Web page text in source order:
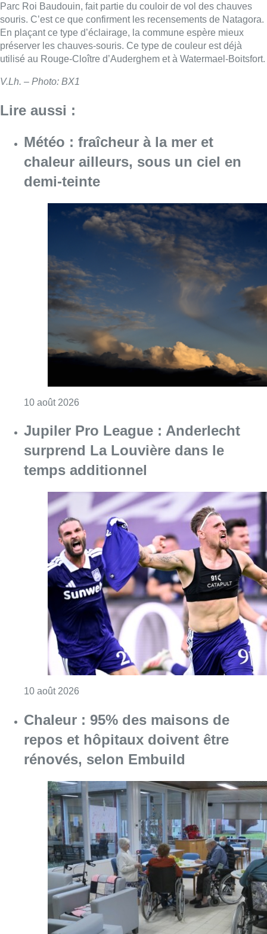
Parc Roi Baudouin, fait partie du couloir de vol des chauves
souris. C’est ce que confirment les recensements de Natagora.
En plaçant ce type d’éclairage, la commune espère mieux
préserver les chauves-souris. Ce type de couleur est déjà
utilisé au Rouge-Cloître d’Auderghem et à Watermael-Boitsfort.
V.Lh. – Photo: BX1
Lire aussi :
Météo : fraîcheur à la mer et
chaleur ailleurs, sous un ciel en
demi-teinte
10 août 2026
Jupiler Pro League : Anderlecht
surprend La Louvière dans le
temps additionnel
10 août 2026
Chaleur : 95% des maisons de
repos et hôpitaux doivent être
rénovés, selon Embuild